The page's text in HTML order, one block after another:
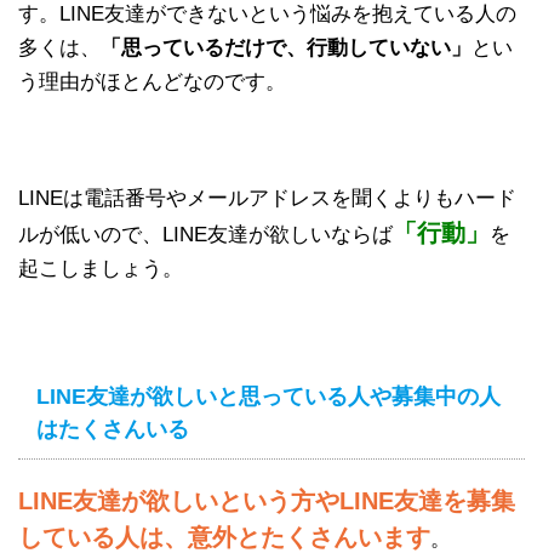
す。LINE友達ができないという悩みを抱えている人の
多くは、
「思っているだけで、行動していない」
とい
う理由がほとんどなのです。
LINEは電話番号やメールアドレスを聞くよりもハード
ルが低いので、LINE友達が欲しいならば「行動」
を
起こしましょう。
LINE友達が欲しいと思っている人や募集中の人
はたくさんいる
LINE友達が欲しいという方やLINE友達を募集
している人は、意外とたくさんいます。